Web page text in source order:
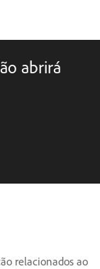
abrirá
relacionados ao